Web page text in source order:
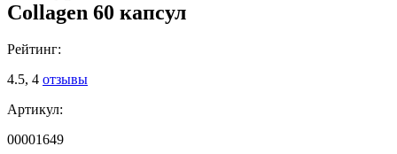
Collagen 60 капсул
Рейтинг:
4.5, 4 отзывы
Артикул:
00001649